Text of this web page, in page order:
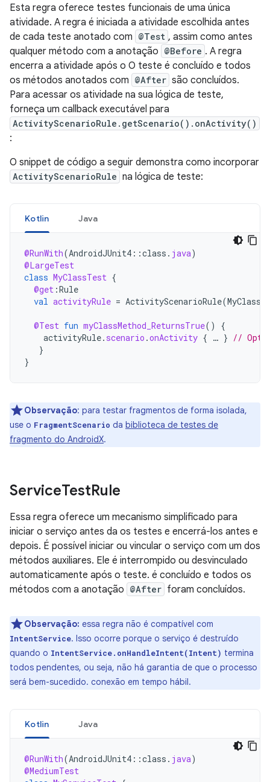
Esta regra oferece testes funcionais de uma única
atividade. A regra é iniciada a atividade escolhida antes
de cada teste anotado com @Test , assim como antes
qualquer método com a anotação @Before . A regra
encerra a atividade após o O teste é concluído e todos
os métodos anotados com @After são concluídos.
Para acessar os atividade na sua lógica de teste,
forneça um callback executável para
ActivityScenarioRule.getScenario().onActivity()
:
O snippet de código a seguir demonstra como incorporar
ActivityScenarioRule na lógica de teste:
Kotlin Java
@RunWith(AndroidJUnit4 ::class . java)
@LargeTest
class MyClassTest {
@get :Rule
val activityRule = ActivityScenarioRule(MyClass
@Test fun myClassMethod_ReturnsTrue()
{
activityRule. scenario .onActivity { … } //
}
}
Observação: para testar fragmentos de forma isolada,
use o FragmentScenario da biblioteca de testes de
fragmento do AndroidX.
ServiceTestRule
Essa regra oferece um mecanismo simplificado para
iniciar o serviço antes da os testes e encerrá-los antes e
depois. É possível iniciar ou vincular o serviço com um dos
métodos auxiliares. Ele é interrompido ou desvinculado
automaticamente após o teste. é concluído e todos os
métodos com a anotação @After foram concluídos.
Observação: essa regra não é compatível com
IntentService. Isso ocorre porque o serviço é destruído
quando o IntentService.onHandleIntent(Intent) termina
todos pendentes, ou seja, não há garantia de que o processo
será bem-sucedido. conexão em tempo hábil.
Kotlin Java
@RunWith(AndroidJUnit4 ::class . java)
@MediumTest